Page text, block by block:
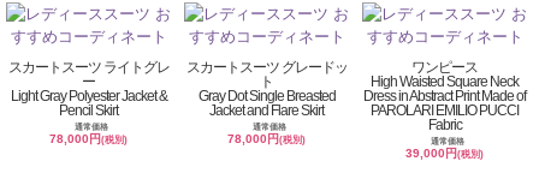
スカートスーツ ライトグレ
ー
Light Gray Polyester Jacket &
Pencil Skirt
通常価格
78,000円(税別)
スカートスーツ グレードッ
ト
Gray Dot Single Breasted
Jacket and Flare Skirt
通常価格
78,000円(税別)
ワンピース
High Waisted Square Neck
Dress in Abstract Print Made of
PAROLARI EMILIO PUCCI
Fabric
通常価格
39,000円(税別)